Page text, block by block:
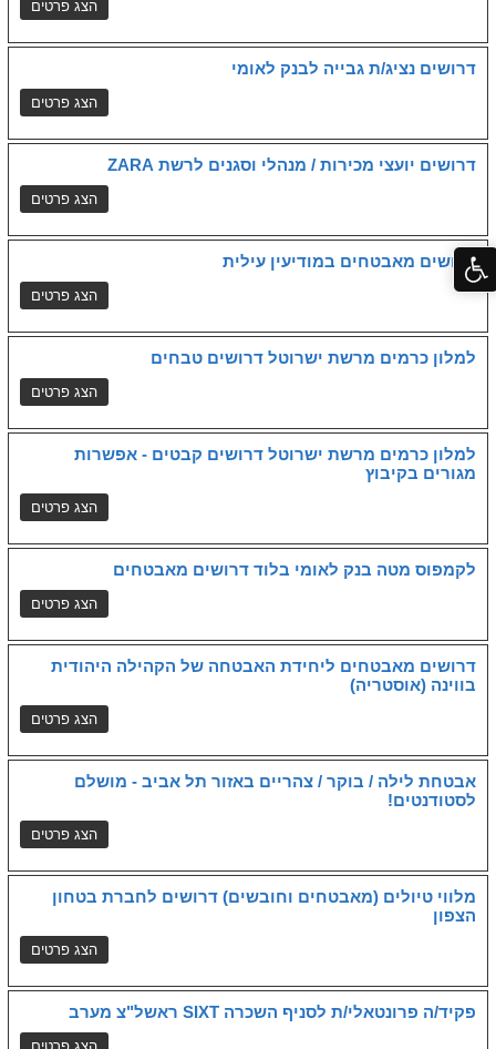
דרושים נציג/ת גבייה לבנק לאומי
דרושים יועצי מכירות / מנהלי וסגנים לרשת ZARA
דרושים מאבטחים במודיעין עילית
למלון כרמים מרשת ישרוטל דרושים טבחים
למלון כרמים מרשת ישרוטל דרושים קבטים - אפשרות
מגורים בקיבוץ
לקמפוס מטה בנק לאומי בלוד דרושים מאבטחים
דרושים מאבטחים ליחידת האבטחה של הקהילה היהודית
בווינה (אוסטריה)
אבטחת לילה / בוקר / צהריים באזור תל אביב - מושלם
לסטודנטים!
מלווי טיולים (מאבטחים וחובשים) דרושים לחברת בטחון
הצפון
פקיד/ה פרונטאלי/ת לסניף השכרה SIXT ראשל"צ מערב